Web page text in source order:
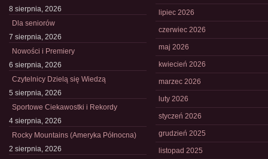
8 sierpnia, 2026
Dla seniorów
7 sierpnia, 2026
Nowości i Premiery
6 sierpnia, 2026
Czytelnicy Dzielą się Wiedzą
5 sierpnia, 2026
Sportowe Ciekawostki i Rekordy
4 sierpnia, 2026
Rocky Mountains (Ameryka Północna)
2 sierpnia, 2026
lipiec 2026
czerwiec 2026
maj 2026
kwiecień 2026
marzec 2026
luty 2026
styczeń 2026
grudzień 2025
listopad 2025